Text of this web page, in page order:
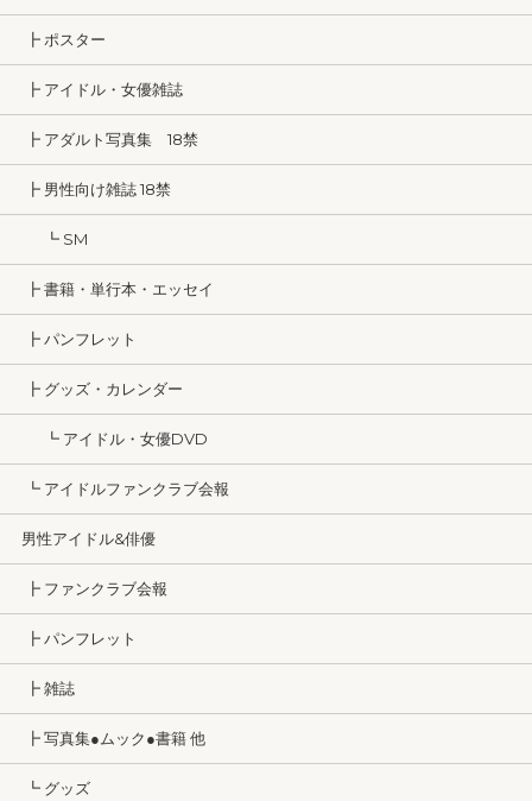
┣ ポスター
┣ アイドル・女優雑誌
┣ アダルト写真集 18禁
┣ 男性向け雑誌 18禁
┗ SM
┣ 書籍・単行本・エッセイ
┣ パンフレット
┣ グッズ・カレンダー
┗ アイドル・女優DVD
┗ アイドルファンクラブ会報
男性アイドル&俳優
┣ ファンクラブ会報
┣ パンフレット
┣ 雑誌
┣ 写真集●ムック●書籍 他
┗ グッズ